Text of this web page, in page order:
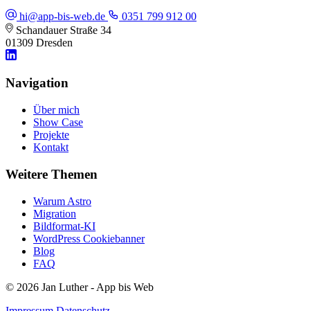
hi@app-bis-web.de
0351 799 912 00
Schandauer Straße 34
01309 Dresden
Navigation
Über mich
Show Case
Projekte
Kontakt
Weitere Themen
Warum Astro
Migration
Bildformat-KI
WordPress Cookiebanner
Blog
FAQ
© 2026 Jan Luther - App bis Web